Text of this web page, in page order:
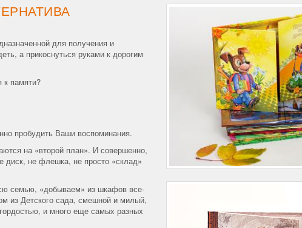
для получения и
а прикоснуться руками к дорогим
к памяти?
пробудить Ваши воспоминания.
на «второй план». И совершенно,
диск, не флешка, не просто «склад»
семью, «добываем» из шкафов все-
из Детского сада, смешной и милый,
и много еще самых разных